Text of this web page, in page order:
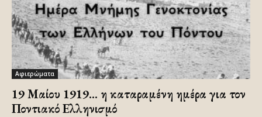
Αφιερώματα
19 Μαίου 1919… η καταραμένη ημέρα για τον
Ποντιακό Ελληνισμό